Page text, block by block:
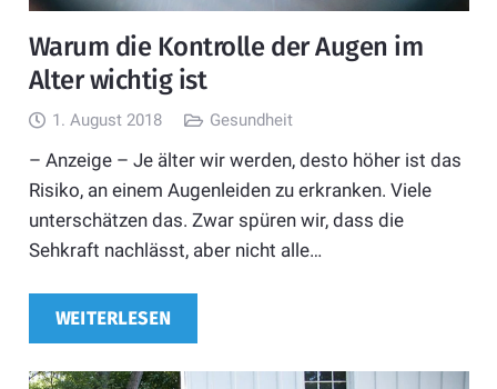
Warum die Kontrolle der Augen im
Alter wichtig ist
1. August 2018 Gesundheit
– Anzeige – Je älter wir werden, desto höher ist das
Risiko, an einem Augenleiden zu erkranken. Viele
unterschätzen das. Zwar spüren wir, dass die
Sehkraft nachlässt, aber nicht alle…
WEITERLESEN